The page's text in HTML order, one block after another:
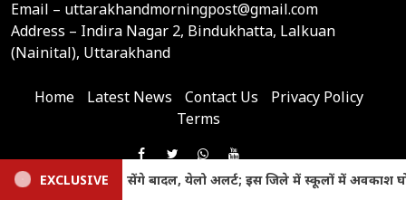
Email – uttarakhandmorningpost@gmail.com
Address – Indira Nagar 2, Bindukhatta, Lalkuan
(Nainital), Uttarakhand
Home Latest News Contact Us
Privacy Policy
Terms
Like
Us
Follow
Us
Join
Our
Subscribe
Our
us
EXCLUSIVE
में अवकाश घोषित Lalkuan Crime News: संदिग्ध